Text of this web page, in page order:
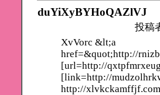
duYiXyBYHoQAZlVJ
投稿
XvVorc &lt;a
href=&quot;http://
[url=http://
[link=http://
http://